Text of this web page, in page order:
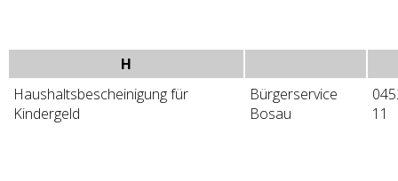
H
Haushaltsbescheinigung für
Kindergeld
Bürgerservice
Bosau
11